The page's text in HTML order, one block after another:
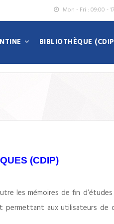
Mon - Fri : 09:00 -
BIBLIOTHÈQUE
(CDIP)
les mémoires de fin
permettant aux utilisateurs de